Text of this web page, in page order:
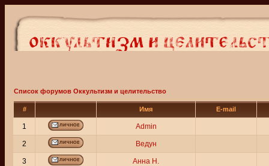
Список форумов Оккультизм и целительство
# Имя E-mail
1 Admin
2 Ведун
3 Анна Н.